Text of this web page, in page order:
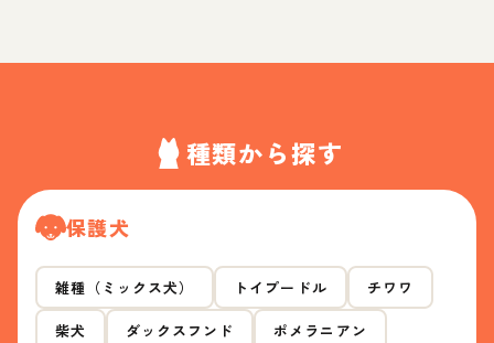
種類から探す
保護犬
雑種（ミックス犬） トイプードル チワワ
柴犬 ダックスフンド ポメラニアン